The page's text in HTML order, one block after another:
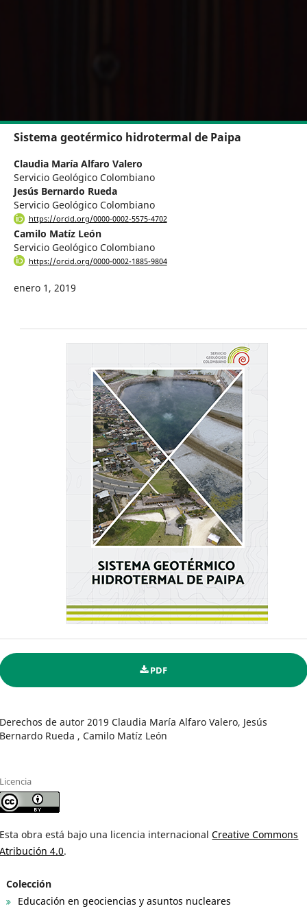
Sistema geotérmico hidrotermal de Paipa
Claudia María Alfaro Valero
Servicio Geológico Colombiano
Jesús Bernardo Rueda
Servicio Geológico Colombiano
https://orcid.org/0000-0002-5575-4702
Camilo Matíz León
Servicio Geológico Colombiano
https://orcid.org/0000-0002-1885-9804
enero 1, 2019
PDF
Derechos de autor 2019 Claudia María Alfaro Valero, Jesús
Bernardo Rueda , Camilo Matíz León
Licencia
Esta obra está bajo una licencia internacionalCreative Commons
Atribución 4.0.
Colección
Educación en geociencias y asuntos nucleares